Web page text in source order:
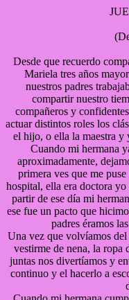
Desde que recuerdo
Mariela tres años
nuestros padres
compartir nuestro
compañeros y
actuar distintos roles los
el hijo, o ella la maestra
Cuando mi hermana
aproximadamente,
primera ves que me
hospital, ella era doctora yo
partir de ese día mi
ese fue un pacto que
padres éramos
Una vez que volvíamos
vestirme de nena, la ropa
juntas nos divertíamos y
continuo y el hacerlo a